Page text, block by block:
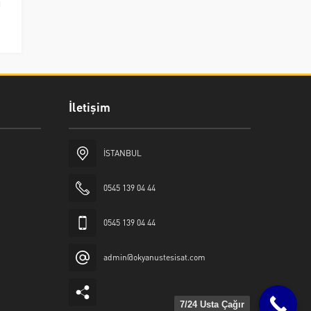
İletişim
İSTANBUL
0545 139 04 44
0545 139 04 44
admin@okyanustesisat.com
7/24 Usta Çağır